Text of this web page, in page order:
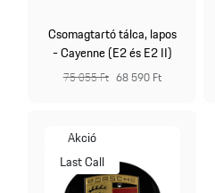
Csomagtartó tálca, lapos
- Cayenne (E2 és E2 II)
75 055 Ft 68 590 Ft
Akció
Last Call